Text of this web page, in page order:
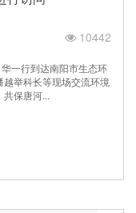
10442
一行到达南阳市生态环
举科长等现场交流环境
保唐河...